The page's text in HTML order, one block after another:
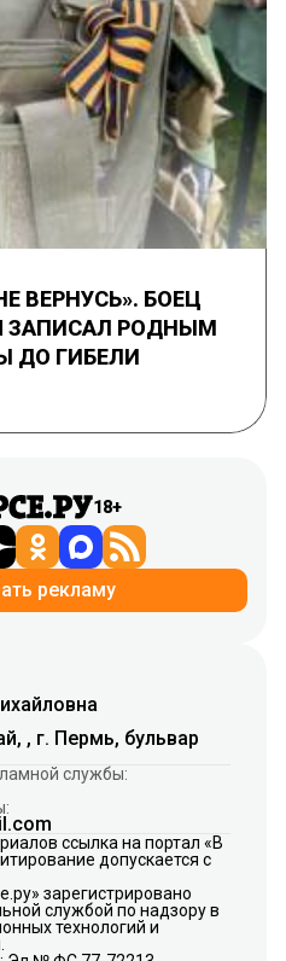
ВЕРНУСЬ». БОЕЦ
ЗАПИСАЛ РОДНЫМ
ДО ГИБЕЛИ
18+
рекламу
, г. Пермь, бульвар
службы:
ссылка на портал «В
допускается с
зарегистрировано
службой по надзору в
технологий и